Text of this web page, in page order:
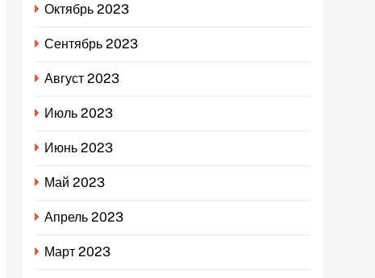
Октябрь 2023
Сентябрь 2023
Август 2023
Июль 2023
Июнь 2023
Май 2023
Апрель 2023
Март 2023